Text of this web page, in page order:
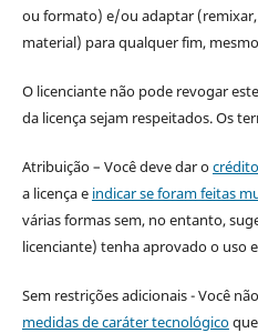
ou formato) e/ou adaptar
material) para qualquer fim,
O licenciante não pode revogar
da licença sejam respeitados. Os
Atribuição – Você deve dar o
a licença e indicar se foram feitas
várias formas sem, no entanto,
licenciante) tenha aprovado o uso
Sem restrições adicionais - Você
medidas de caráter tecnológico